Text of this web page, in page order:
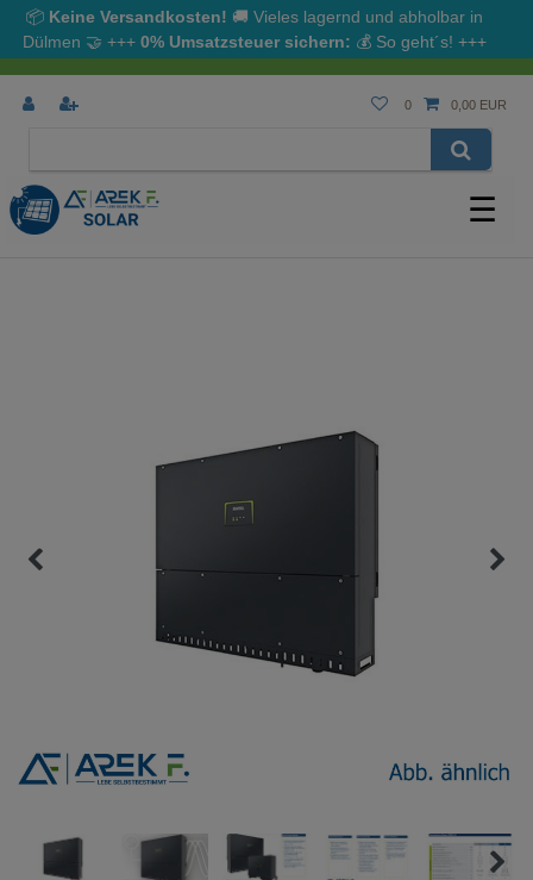
📦Keine Versandkosten! 🚚 Vieles lagernd und abholbar in
Dülmen 🤝 +++ 0% Umsatzsteuer sichern: 💰 So geht´s! +++
☰
0 0,00 EUR